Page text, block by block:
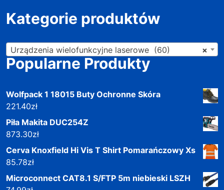
Kategorie produktów
×
Urządzenia wielofunkcyjne laserowe (60)
Popularne Produkty
Wolfpack 1 18015 Buty Ochronne Skóra
221.40zł
Piła Makita DUC254Z
873.30zł
Cerva Knoxfield Hi Vis T Shirt Pomarańczowy Xs
85.78zł
Microconnect CAT8.1 S/FTP 5m niebieski LSZH